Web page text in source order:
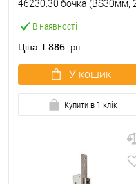
В наявності
46230.30 бочка (BS30мм,
Ціна 1 886 грн.
У кошик
Купити в 1 клік